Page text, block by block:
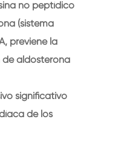
no peptídico
(sistema
previene la
de aldosterona
significativo
de los